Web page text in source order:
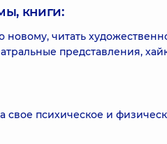
книги:
новому, читать
представления,
свое психическое и